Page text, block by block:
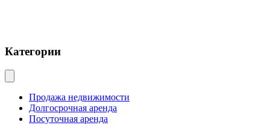
Категории
Продажа недвижимости
Долгосрочная аренда
Посуточная аренда